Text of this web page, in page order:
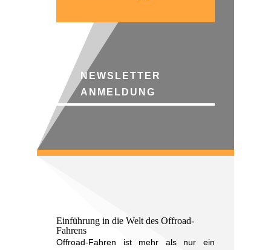
NEWSLETTER
ANMELDUNG
Einführung in die Welt des Offroad-
Fahrens
Offroad-Fahren ist mehr als nur ein